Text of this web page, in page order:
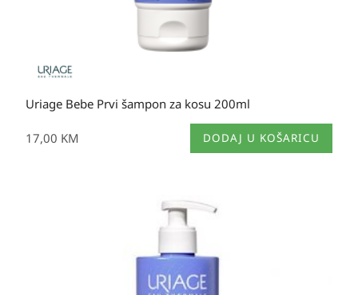
Uriage Bebe Prvi šampon za kosu 200ml
17,00 KM DODAJ U KOŠARICU